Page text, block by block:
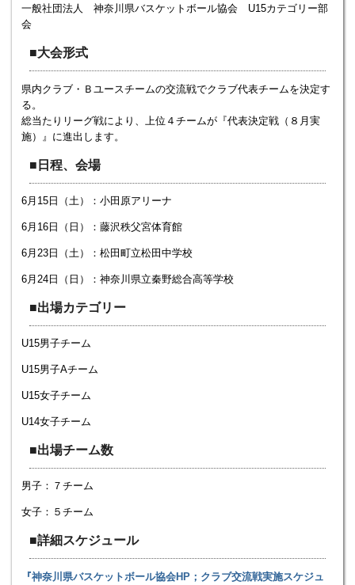
一般社団法人 神奈川県バスケットボール協会 U15カテゴリー部
会
■大会形式
県内クラブ・Ｂユースチームの交流戦でクラブ代表チームを決定す
る。
総当たりリーグ戦により、上位４チームが『代表決定戦（８月実
施）』に進出します。
■日程、会場
6月15日（土）：小田原アリーナ
6月16日（日）：藤沢秩父宮体育館
6月23日（土）：松田町立松田中学校
6月24日（日）：神奈川県立秦野総合高等学校
■出場カテゴリー
U15男子チーム
U15男子Aチーム
U15女子チーム
U14女子チーム
■出場チーム数
男子：７チーム
女子：５チーム
■詳細スケジュール
『神奈川県バスケットボール協会HP；クラブ交流戦実施スケジュ